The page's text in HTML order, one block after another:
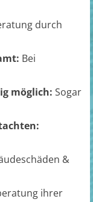
durch
Bei
möglich: Sogar
&
ihrer